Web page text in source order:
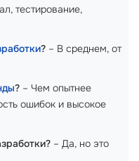
тестирование,
? – В среднем, от
? – Чем опытнее
ошибок и высокое
– Да, но это